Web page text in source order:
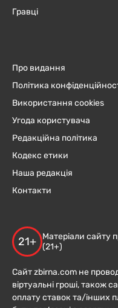
Гравці
Про видання
Політика
Використання cookies
Угода користувача
Редакційна політика
Кодекс етики
Наша редакція
Контакти
21+
Матеріали сайту
(21+)
Сайт zbirna.com не
віртуальні гроші, також
оплату ставок та/інших